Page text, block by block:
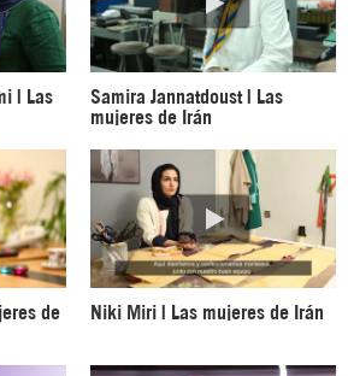
| Las
Samira Jannatdoust | Las
mujeres de Irán
de
Niki Miri | Las mujeres de Irán